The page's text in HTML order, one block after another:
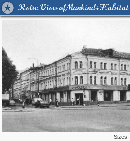
Retro View of Mankind's Habitat
Sizes: